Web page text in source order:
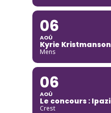
06
AOÛ
Kyrie
Mens
06
AOÛ
Le concours :
Crest